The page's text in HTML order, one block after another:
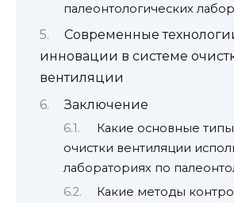
палеонтологических
Современные
инновации в системе
вентиляции
Заключение
Какие основные
очистки вентиляции
лабораториях по
Какие методы